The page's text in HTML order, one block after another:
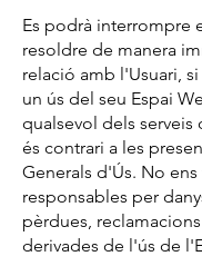
Es podrà interrompre
resoldre de manera
relació amb l'Usuari,
un ús del seu Espai
qualsevol dels serveis
és contrari a les
Generals d'Ús. No ens
responsables per
pèrdues,
derivades de l'ús de